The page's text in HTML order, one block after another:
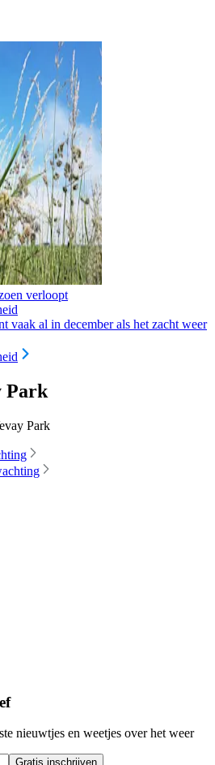
verloopt
vaak al in december als het zacht weer
Park
Park
nieuwtjes en weetjes over het weer
Gratis inschrijven